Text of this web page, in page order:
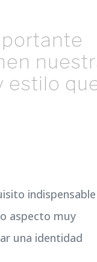
estilo
indispensable
aspecto muy
una identidad